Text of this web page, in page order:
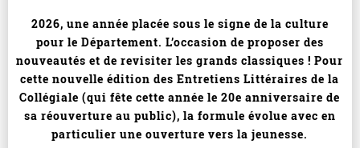
2026, une année placée sous le signe de la culture
pour le Département. L’occasion de proposer des
nouveautés et de revisiter les grands classiques ! Pour
cette nouvelle édition des Entretiens Littéraires de la
Collégiale (qui fête cette année le 20e anniversaire de
sa réouverture au public), la formule évolue avec en
particulier une ouverture vers la jeunesse.